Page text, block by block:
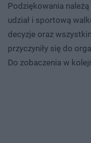
Podziękowania
udział i sportową
decyzje oraz
przyczyniły się do
Do zobaczenia w